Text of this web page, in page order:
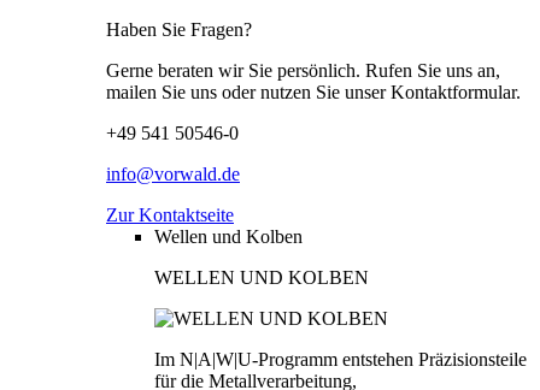
Haben Sie Fragen?
Gerne beraten wir Sie persönlich. Rufen Sie uns an,
mailen Sie uns oder nutzen Sie unser Kontaktformular.
+49 541 50546-0
info@vorwald.de
Zur Kontaktseite
Wellen und Kolben
WELLEN UND KOLBEN
Im N|A|W|U-Programm entstehen Präzisionsteile
für die Metallverarbeitung,